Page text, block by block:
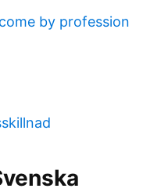
by profession